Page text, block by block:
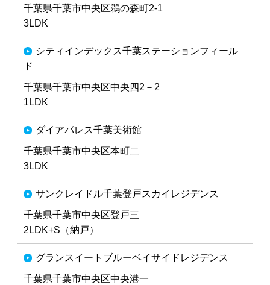
千葉県千葉市中央区鵜の森町2-1
3LDK
シティインデックス千葉ステーションフィール
ド
千葉県千葉市中央区中央四2－2
1LDK
ダイアパレス千葉美術館
千葉県千葉市中央区本町二
3LDK
サンクレイドル千葉登戸スカイレジデンス
千葉県千葉市中央区登戸三
2LDK+S（納戸）
グランスイートブルーベイサイドレジデンス
千葉県千葉市中央区中央港一